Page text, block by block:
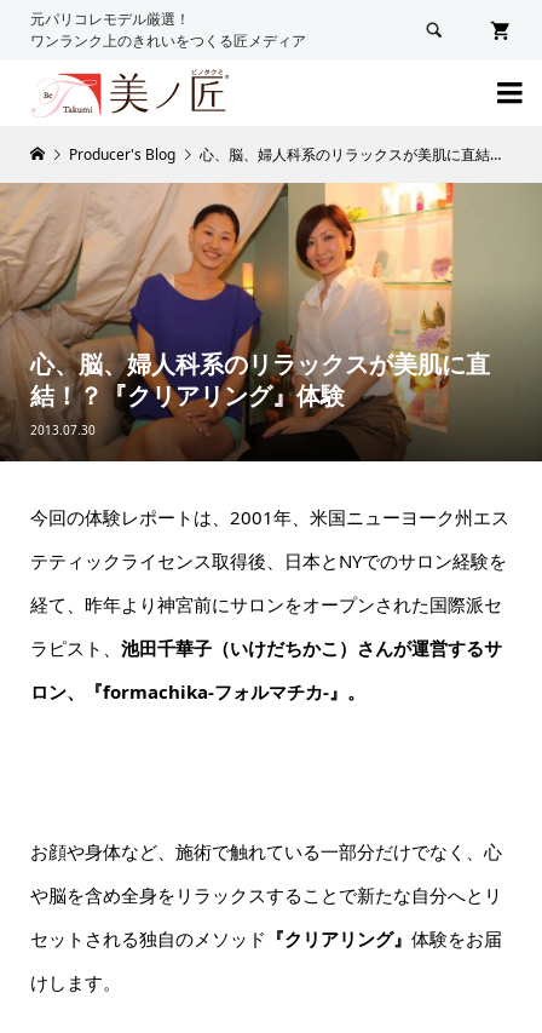
元パリコレモデル厳選！
ワンランク上のきれいをつくる匠メディア


Producer's Blog 心、脳、婦人科系のリラックスが美肌に直結！？『クリアリング』体験
心、脳、婦人科系のリラックスが美肌に直
結！？『クリアリング』体験
2013.07.30
今回の体験レポートは、2001年、米国ニューヨーク州エス
テティックライセンス取得後、日本とNYでのサロン経験を
経て、昨年より神宮前にサロンをオープンされた国際派セ
ラピスト、 池田千華子（いけだちかこ）さんが運営するサ
ロン、『formachika-フォルマチカ-』。
お顔や身体など、施術で触れている一部分だけでなく、心
や脳を含め全身をリラックスすることで新たな自分へとリ
セットされる独自のメソッド 『クリアリング』 体験をお届
けします。